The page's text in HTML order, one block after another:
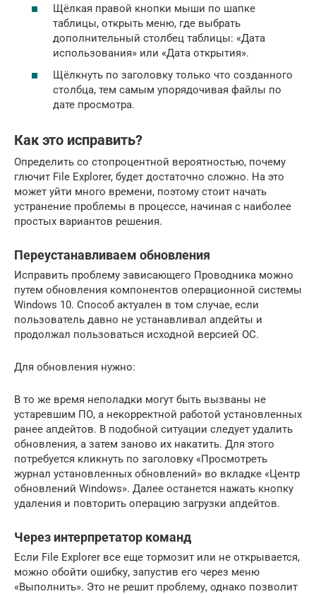
Щёлкая правой кнопки мыши по шапке
таблицы, открыть меню, где выбрать
дополнительный столбец таблицы: «Дата
использования» или «Дата открытия».
Щёлкнуть по заголовку только что созданного
столбца, тем самым упорядочивая файлы по
дате просмотра.
Как это исправить?
Определить со стопроцентной вероятностью, почему
глючит File Explorer, будет достаточно сложно. На это
может уйти много времени, поэтому стоит начать
устранение проблемы в процессе, начиная с наиболее
простых вариантов решения.
Переустанавливаем обновления
Исправить проблему зависающего Проводника можно
путем обновления компонентов операционной системы
Windows 10. Способ актуален в том случае, если
пользователь давно не устанавливал апдейты и
продолжал пользоваться исходной версией ОС.
Для обновления нужно:
В то же время неполадки могут быть вызваны не
устаревшим ПО, а некорректной работой установленных
ранее апдейтов. В подобной ситуации следует удалить
обновления, а затем заново их накатить. Для этого
потребуется кликнуть по заголовку «Просмотреть
журнал установленных обновлений» во вкладке «Центр
обновлений Windows». Далее останется нажать кнопку
удаления и повторить операцию загрузки апдейтов.
Через интерпретатор команд
Если File Explorer все еще тормозит или не открывается,
можно обойти ошибку, запустив его через меню
«Выполнить». Это не решит проблему, однако позволит